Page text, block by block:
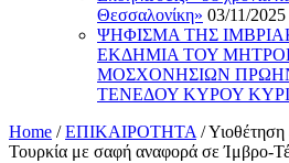
Θεσσαλονίκη» 03/11/2025
ΨΗΦΙΣΜΑ ΤΗΣ
ΕΚΔΗΜΙΑ ΤΟΥ
ΜΟΣΧΟΝΗΣΙΩΝ
ΤΕΝΕΔΟΥ ΚΥΡΟΥ
Home /ΕΠΙΚΑΙΡΟΤΗΤΑ /Υιοθέτηση
Τουρκία με σαφή αναφορά σε Ίμβρο-